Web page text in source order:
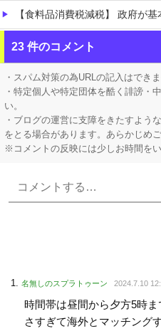
【食料品消費税減税】 政府が基本
ホロライブ「湊あくあ」復活に向けて動き出す？あくたん復帰の意思表示か「
【ホロライブ】 ※杉田さんはね
23 件のコメント
・スパム対策の為URLの記入はできま
・特定個人や特定団体を酷く誹謗・
い。
・ブログの運営に支障をきたすよう
をとる場合があります。あらかじめ
※コメントの反映には少しお時間を
名無しのスプラトゥーン 2024.7.10
時間帯は昼間から夕方5時
さすぎて海外とマッチングす